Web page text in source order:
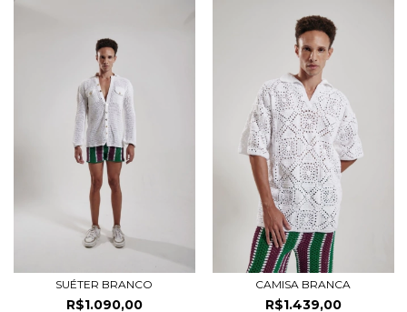
SUÉTER BRANCO
R$1.090,00
CAMISA BRANCA
R$1.439,00